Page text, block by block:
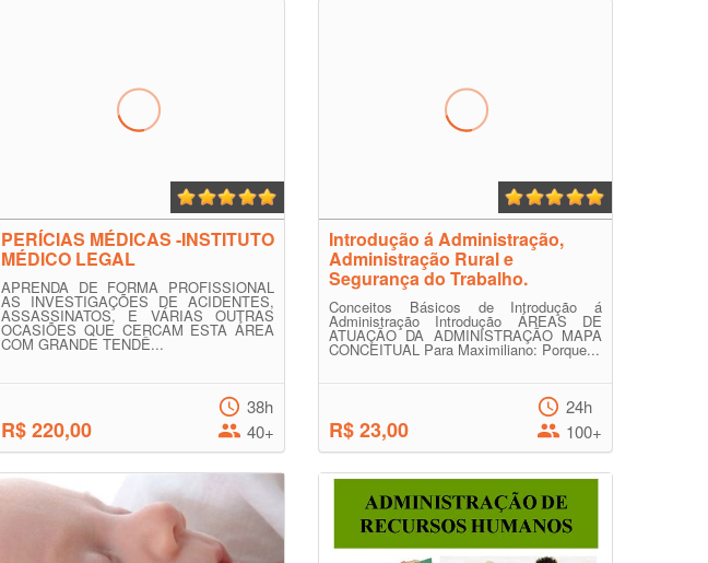
PERÍCIAS MÉDICAS -INSTITUTO
MÉDICO LEGAL
APRENDA DE FORMA PROFISSIONAL
AS INVESTIGAÇÕES DE ACIDENTES,
ASSASSINATOS, E VÁRIAS OUTRAS
OCASIÕES QUE CERCAM ESTA ÁREA
COM GRANDE TENDÊ...
R$ 220,00
38h
40+
Introdução á Administração,
Administração Rural e
Segurança do Trabalho.
Conceitos Básicos de Introdução á
Administração Introdução ÁREAS DE
ATUAÇÃO DA ADMINISTRAÇÃO MAPA
CONCEITUAL Para Maximiliano: Porque...
R$ 23,00
24h
100+